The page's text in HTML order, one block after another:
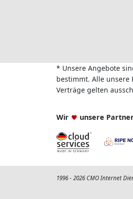
* Unsere Angebote
bestimmt. Alle unsere
Verträge gelten
Wir unsere
1996 - 2026 CMO Internet